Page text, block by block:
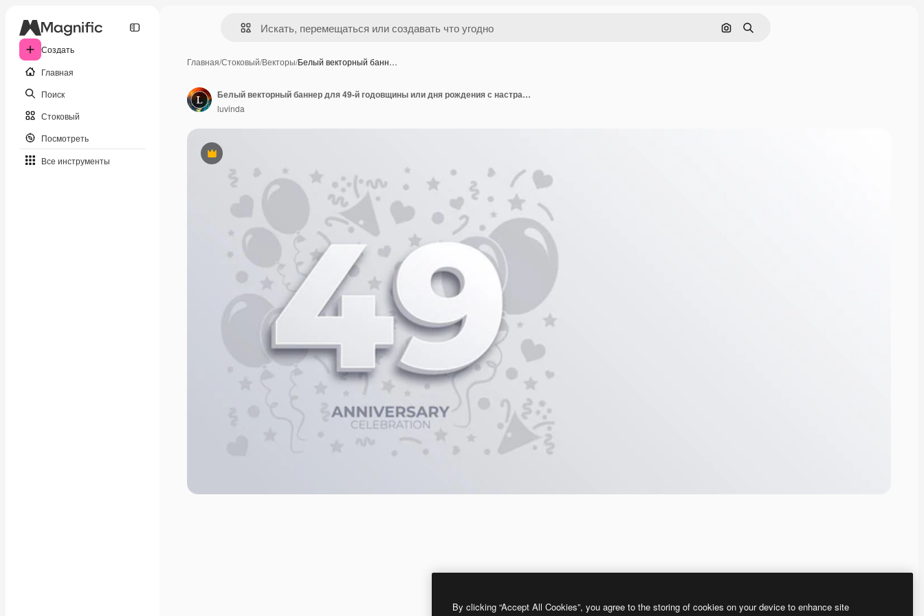
Создать
Главная
Поиск
Стоковый
Посмотреть
Все инструменты
Поиск по изображению
Поиск
Главная/Стоковый/Векторы/Белый векторный банн…
Премиум
Белый векторный баннер для 49-й годовщины или дня рождения с настраиваемым пространством для копирования
luvinda
By clicking “Accept All Cookies”, you agree to the storing of cookies on your device to enhance site